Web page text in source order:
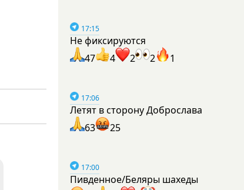
17:15
Не фиксируются
47
4 2 2 1
17:06
Летят в сторону Доброслава
63
25
17:00
Пивденное/Беляры шахеды